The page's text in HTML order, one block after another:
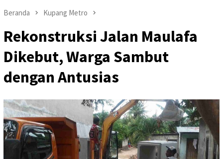
Beranda Kupang Metro
Rekonstruksi Jalan Maulafa
Dikebut, Warga Sambut
dengan Antusias